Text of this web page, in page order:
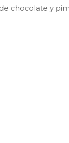
chocolate y